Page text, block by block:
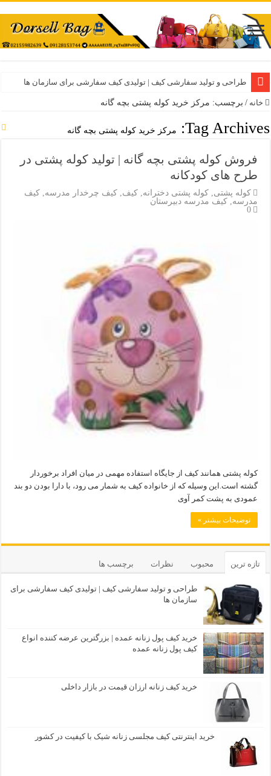
طراحی و تولید سفارشی کیف | تولیدی کیف سفارشی برای سازمان ها
خانه / برچسب: مرکز خرید کوله پشتی بچه گانه
Tag Archives: مرکز خرید کوله پشتی بچه گانه
فروش کوله پشتی بچه گانه | تولید کوله پشتی در
طرح های کودکانه
کوله پشتی,کوله پشتی دخترانه,کیف,کیف چرخدار مدرسه,کیف
مدرسه,کیف مدرسه دبیرستان
0
کوله پشتی همانند کیف از جایگاه استفاده مهمی در میان افراد برخوردار
گشته است.این وسیله که از خانواده کیف به شمار می رود، با دارا بودن دو بند
عمودی به پشت کمر آوی
توضیحات بیشتر »
تازه ترین محبوب نظرات برچسب ها
طراحی و تولید سفارشی کیف | تولیدی کیف سفارشی برای
سازمان ها
خرید کیف پول زنانه عمده | بزرگترین عرضه کننده انواع
کیف پول زنانه عمده
خرید کیف زنانه ارزان قیمت در بازار داخلی
خرید اینترنتی کیف مجلسی زنانه شیک با کیفیت در کشور